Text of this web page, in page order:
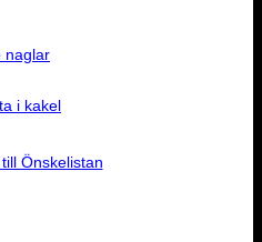
naglar
Önskelistan